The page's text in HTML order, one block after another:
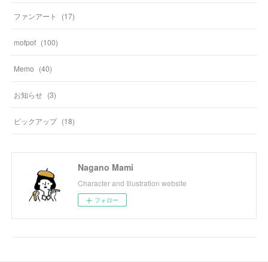
ファンアート (17)
mofpof (100)
Memo (40)
お知らせ (3)
ピックアップ (18)
Nagano Mami
Character and Illustration website
フォロー